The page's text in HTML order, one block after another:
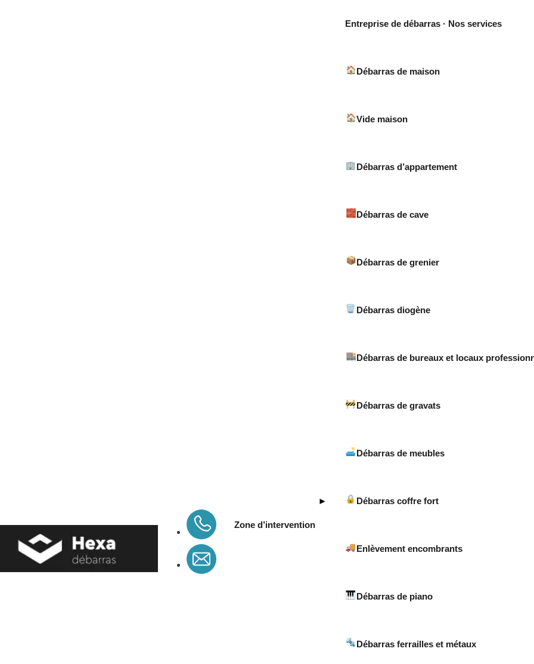
Zone d’intervention
Entreprise de débarras · Nos services
Débarras de maison
Vide maison
Débarras d’appartement
Débarras de cave
Débarras de grenier
Débarras diogène
Débarras de bureaux et locaux
Débarras de gravats
Débarras de meubles
Débarras coffre fort
Enlèvement encombrants
Débarras de piano
Débarras ferrailles et métaux